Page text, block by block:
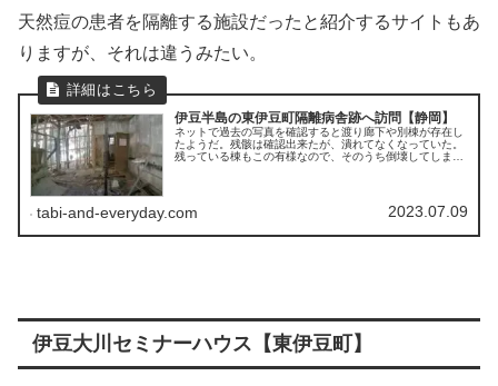
天然痘の患者を隔離する施設だったと紹介するサイトもあ
りますが、それは違うみたい。
伊豆半島の東伊豆町隔離病舎跡へ訪問【静岡】
ネットで過去の写真を確認すると渡り廊下や別棟が存在し
たようだ。残骸は確認出来たが、潰れてなくなっていた。
残っている棟もこの有様なので、そのうち倒壊してしまう
tabi-and-everyday.com 2023.07.09
伊豆大川セミナーハウス【東伊豆町】